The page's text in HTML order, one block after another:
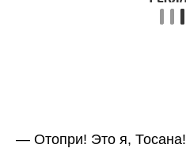
— Отопри! Это я, Тосана!